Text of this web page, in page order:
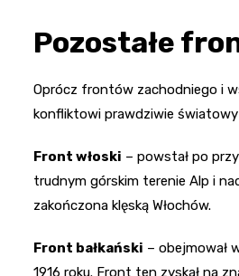
Pozostałe
Oprócz frontów zachodniego i
konfliktowi prawdziwie
Front włoski – powstał po
trudnym górskim terenie Alp i
zakończona klęską Włochów.
Front bałkański – obejmował
1916 roku. Front ten zyskał na